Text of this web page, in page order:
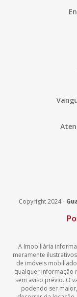
Copyright 2024 -
A Imobiliária
meramente
de imóveis
qualquer informação
sem aviso prévio. O
podendo ser